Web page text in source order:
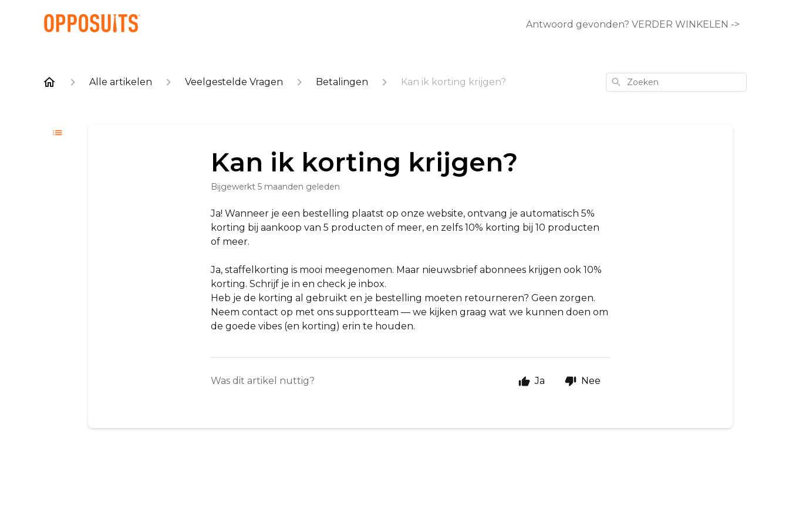
Antwoord gevonden? VERDER WINKELEN ->
Alle artikelen Veelgestelde Vragen Betalingen Kan ik korting krijgen? Zoeken
Kan ik korting krijgen?
Bijgewerkt 5 maanden geleden
Ja! Wanneer je een bestelling plaatst op onze website, ontvang je automatisch 5%
korting bij aankoop van 5 producten of meer, en zelfs 10% korting bij 10 producten
of meer.
Ja, staffelkorting is mooi meegenomen. Maar nieuwsbrief abonnees krijgen ook 10%
korting. Schrijf je in en check je inbox.
Heb je de korting al gebruikt en je bestelling moeten retourneren? Geen zorgen.
Neem contact op met ons supportteam — we kijken graag wat we kunnen doen om
de goede vibes (en korting) erin te houden.
Was dit artikel nuttig? Ja Nee